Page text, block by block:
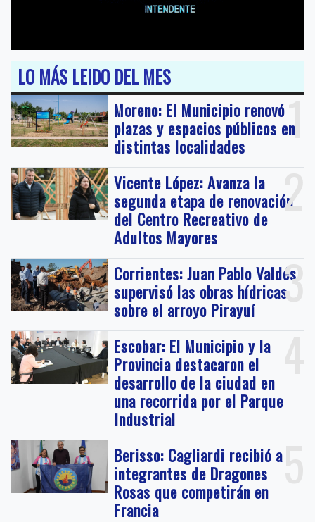
LO MÁS LEIDO DEL MES
1
Moreno: El Municipio renovó
plazas y espacios públicos en
distintas localidades
2
Vicente López: Avanza la
segunda etapa de renovación
del Centro Recreativo de
Adultos Mayores
3
Corrientes: Juan Pablo Valdés
supervisó las obras hídricas
sobre el arroyo Pirayuí
4
Escobar: El Municipio y la
Provincia destacaron el
desarrollo de la ciudad en
una recorrida por el Parque
Industrial
5
Berisso: Cagliardi recibió a
integrantes de Dragones
Rosas que competirán en
Francia